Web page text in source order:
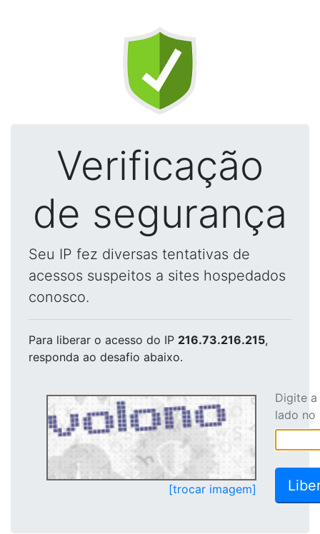
Verificação
de segurança
Seu IP fez diversas tentativas de
acessos suspeitos a sites hospedados
conosco.
Para liberar o acesso do IP 216.73.216.215,
responda ao desafio abaixo.
[trocar imagem]
Digite
lado no